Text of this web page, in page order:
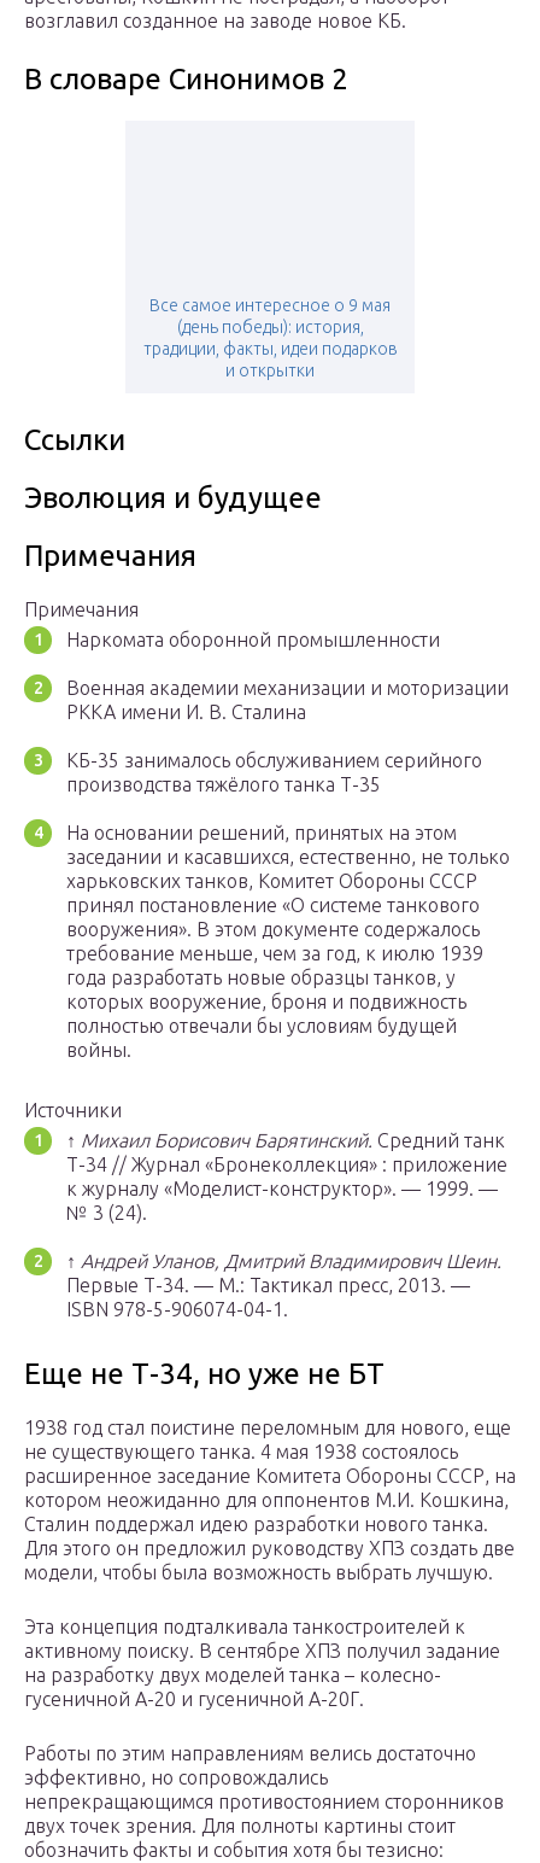
возглавил созданное на заводе новое КБ.
В словаре Синонимов 2
Все самое интересное о 9 мая
(день победы): история,
традиции, факты, идеи подарков
и открытки
Ссылки
Эволюция и будущее
Примечания
Примечания
Наркомата оборонной промышленности
Военная академии механизации и моторизации
РККА имени И. В. Сталина
КБ-35 занималось обслуживанием серийного
производства тяжёлого танка Т-35
На основании решений, принятых на этом
заседании и касавшихся, естественно, не только
харьковских танков, Комитет Обороны СССР
принял постановление «О системе танкового
вооружения». В этом документе содержалось
требование меньше, чем за год, к июлю 1939
года разработать новые образцы танков, у
которых вооружение, броня и подвижность
полностью отвечали бы условиям будущей
войны.
Источники
↑ Михаил Борисович Барятинский. Средний танк
Т-34 // Журнал «Бронеколлекция» : приложение
к журналу «Моделист-конструктор». — 1999. —
№ 3 (24).
↑ Андрей Уланов, Дмитрий Владимирович Шеин.
Первые Т-34. — М.: Тактикал пресс, 2013. —
ISBN 978-5-906074-04-1.
Еще не Т-34, но уже не БТ
1938 год стал поистине переломным для нового, еще
не существующего танка. 4 мая 1938 состоялось
расширенное заседание Комитета Обороны СССР, на
котором неожиданно для оппонентов М.И. Кошкина,
Сталин поддержал идею разработки нового танка.
Для этого он предложил руководству ХПЗ создать две
модели, чтобы была возможность выбрать лучшую.
Эта концепция подталкивала танкостроителей к
активному поиску. В сентябре ХПЗ получил задание
на разработку двух моделей танка – колесно-
гусеничной А-20 и гусеничной А-20Г.
Работы по этим направлениям велись достаточно
эффективно, но сопровождались
непрекращающимся противостоянием сторонников
двух точек зрения. Для полноты картины стоит
обозначить факты и события хотя бы тезисно: